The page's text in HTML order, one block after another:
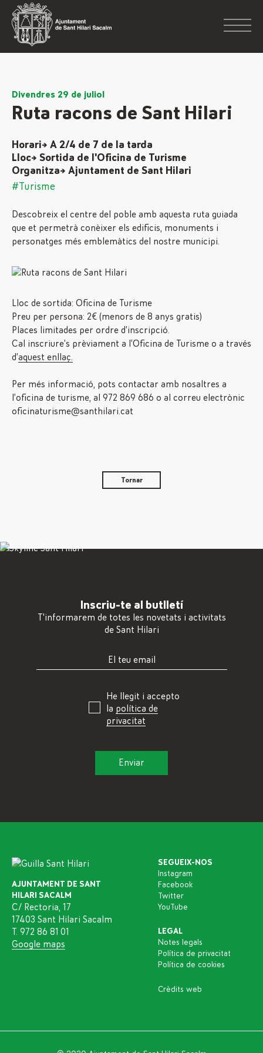
Divendres 29 de juliol
Ruta racons de Sant Hilari
Horari→ A 2/4 de 7 de la tarda
Lloc→ Sortida de l'Oficina de Turisme
Organitza→ Ajuntament de Sant Hilari
#Turisme
Descobreix el centre del poble amb aquesta ruta guiada
que et permetrà conèixer els edificis, monuments i
personatges més emblemàtics del nostre municipi.
Lloc de sortida: Oficina de Turisme
Preu per persona: 2€ (menors de 8 anys gratis)
Places limitades per ordre d’inscripció.
Cal inscriure’s prèviament a l’Oficina de Turisme o a través
d’aquest enllaç.
Per més informació, pots contactar amb nosaltres a
l’oficina de turisme, al 972 869 686 o al correu electrònic
oficinaturisme@santhilari.cat
Tornar
Inscriu-te al butlletí
T'informarem de totes les novetats i activitats
de Sant Hilari
He llegit i accepto
la política de
privacitat
AJUNTAMENT DE SANT
HILARI SACALM
C/ Rectoria, 17
17403 Sant Hilari Sacalm
T. 972 86 81 01
Google maps
SEGUEIX-NOS
Instagram
Facebook
Twitter
YouTube
LEGAL
Notes legals
Política de privacitat
Política de cookies
Crèdits web